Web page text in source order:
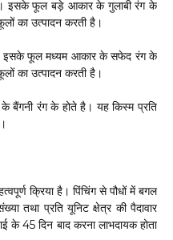
इसके फूल बड़े आकार के गुलाबी रंग के
का उत्पादन करती है।
इसके फूल मध्यम आकार के सफेद रंग के
का उत्पादन करती है।
रंग के होते है। यह किस्म प्रति
क्रिया है। पिंचिंग से पौधों में बगल
तथा प्रति यूनिट क्षेत्र की पैदावार
के 45 दिन बाद करना लाभदायक होता